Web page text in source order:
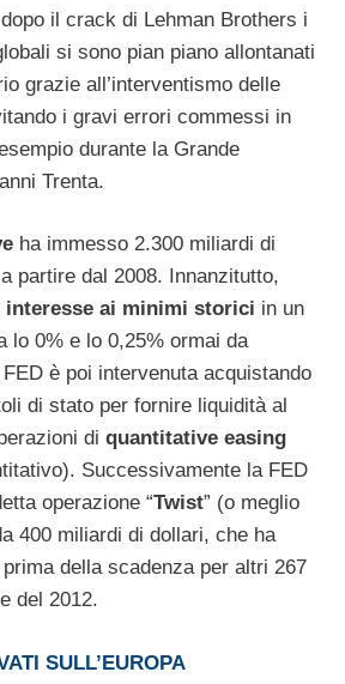
il crack di Lehman Brothers i
si sono pian piano allontanati
grazie all’interventismo delle
i gravi errori commessi in
durante la Grande
Trenta.
ha immesso 2.300 miliardi di
partire dal 2008. Innanzitutto,
interesse ai minimi storici in un
lo 0% e lo 0,25% ormai da
è poi intervenuta acquistando
di stato per fornire liquidità al
di quantitative easing
Successivamente la FED
operazione “Twist” (o meglio
400 miliardi di dollari, che ha
della scadenza per altri 267
del 2012.
SULL’EUROPA